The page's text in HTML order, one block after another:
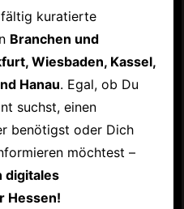
kuratierte
Branchen und
Wiesbaden, Kassel,
Hanau. Egal, ob Du
suchst, einen
benötigst oder Dich
möchtest –
digitales
Hessen!